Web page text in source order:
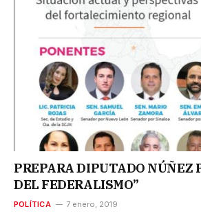
PREPARA DIPUTADO NÚÑEZ
DEL FEDERALISMO”
POLÍTICA 7 enero, 2019